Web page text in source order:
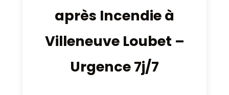
après Incendie à
Villeneuve Loubet –
Urgence 7j/7